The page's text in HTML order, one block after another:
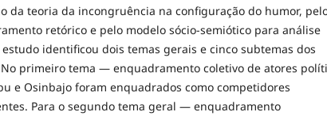
da teoria da incongruência na configuração do humor,
retórico e pelo modelo sócio-semiótico para análise
identificou dois temas gerais e cinco subtemas dos
primeiro tema — enquadramento coletivo de atores
e Osinbajo foram enquadrados como competidores
Para o segundo tema geral — enquadramento